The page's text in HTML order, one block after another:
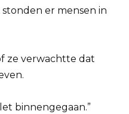
er mensen in
ze verwachtte dat
binnengegaan.”